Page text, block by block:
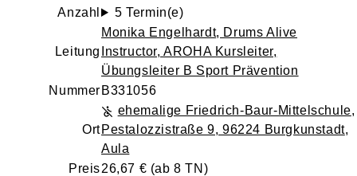
Anzahl
5 Termin(e)
Leitung
Monika Engelhardt, Drums Alive
Instructor, AROHA Kursleiter,
Übungsleiter B Sport Prävention
Nummer B331056
Ort
ehemalige Friedrich-Baur-Mittelschule,
Pestalozzistraße 9, 96224 Burgkunstadt,
Aula
Preis26,67 € (ab 8 TN)